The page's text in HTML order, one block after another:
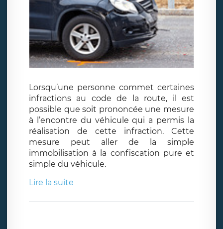
Lorsqu’une personne commet certaines
infractions au code de la route, il est
possible que soit prononcée une mesure
à l’encontre du véhicule qui a permis la
réalisation de cette infraction. Cette
mesure peut aller de la simple
immobilisation à la confiscation pure et
simple du véhicule.
Lire la suite